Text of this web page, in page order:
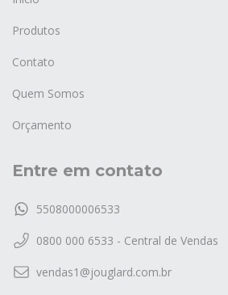
Produtos
Contato
Quem Somos
Orçamento
Entre em contato
5508000006533
0800 000 6533 - Central de Vendas
vendas1@jouglard.com.br